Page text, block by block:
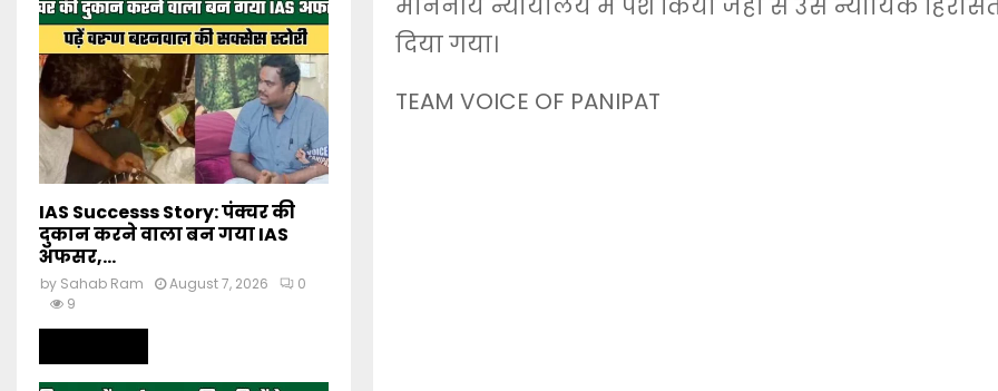
माननीय न्यायालय में पेश किया जहा से उसे न्यायिक
दिया गया।
TEAM VOICE OF PANIPAT
IAS Successs Story: पंक्चर की
दुकान करने वाला बन गया IAS
अफसर,...
by Sahab Ram August 7, 2026
0
9